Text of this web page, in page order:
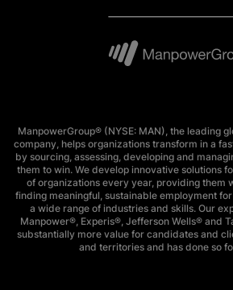
ManpowerGroup® (NYSE: MAN), the leading
company, helps organizations transform in a
by sourcing, assessing, developing and
them to win. We develop innovative solutions
of organizations every year, providing them
finding meaningful, sustainable employment
a wide range of industries and skills. Our
Manpower®, Experis®, Jefferson Wells® and
substantially more value for candidates and
and territories and has done so